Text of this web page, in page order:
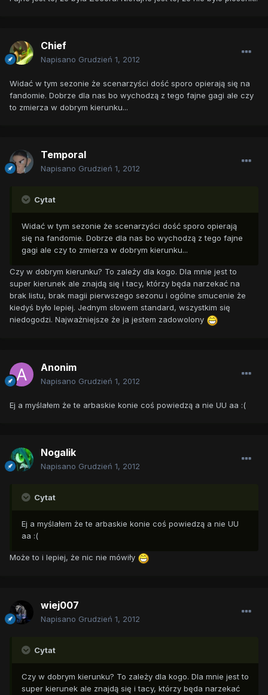
Chief
Napisano Grudzień 1, 2012
Widać w tym sezonie że scenarzyści dość sporo opierają się na
fandomie. Dobrze dla nas bo wychodzą z tego fajne gagi ale czy
to zmierza w dobrym kierunku...
Temporal
Napisano Grudzień 1, 2012
Cytat
Widać w tym sezonie że scenarzyści dość sporo opierają
się na fandomie. Dobrze dla nas bo wychodzą z tego fajne
gagi ale czy to zmierza w dobrym kierunku...
Czy w dobrym kierunku? To zależy dla kogo. Dla mnie jest to
super kierunek ale znajdą się i tacy, którzy będa narzekać na
brak listu, brak magii pierwszego sezonu i ogólne smucenie że
kiedyś było lepiej. Jednym słowem standard, wszystkim się
niedogodzi. Najważniejsze że ja jestem zadowolony
Anonim
Napisano Grudzień 1, 2012
Ej a myślałem że te arbaskie konie coś powiedzą a nie UU aa :(
Nogalik
Napisano Grudzień 1, 2012
Cytat
Ej a myślałem że te arbaskie konie coś powiedzą a nie UU
aa :(
Może to i lepiej, że nic nie mówiły
wiej007
Napisano Grudzień 1, 2012
Cytat
Czy w dobrym kierunku? To zależy dla kogo. Dla mnie jest to
super kierunek ale znajdą się i tacy, którzy będa narzekać